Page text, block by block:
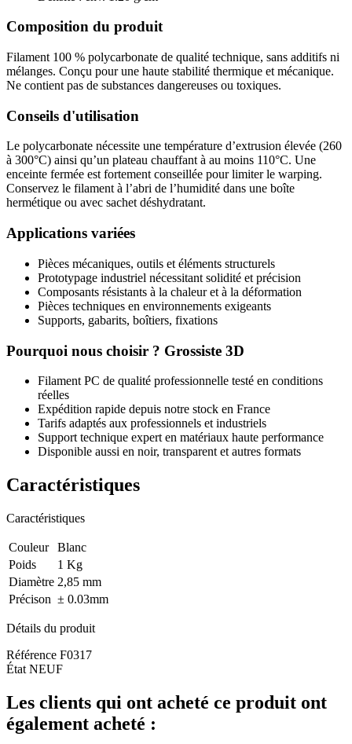
Composition du produit
Filament 100 % polycarbonate de qualité technique, sans additifs ni
mélanges. Conçu pour une haute stabilité thermique et mécanique.
Ne contient pas de substances dangereuses ou toxiques.
Conseils d'utilisation
Le polycarbonate nécessite une température d’extrusion élevée (260
à 300°C) ainsi qu’un plateau chauffant à au moins 110°C. Une
enceinte fermée est fortement conseillée pour limiter le warping.
Conservez le filament à l’abri de l’humidité dans une boîte
hermétique ou avec sachet déshydratant.
Applications variées
Pièces mécaniques, outils et éléments structurels
Prototypage industriel nécessitant solidité et précision
Composants résistants à la chaleur et à la déformation
Pièces techniques en environnements exigeants
Supports, gabarits, boîtiers, fixations
Pourquoi nous choisir ? Grossiste 3D
Filament PC de qualité professionnelle testé en conditions
réelles
Expédition rapide depuis notre stock en France
Tarifs adaptés aux professionnels et industriels
Support technique expert en matériaux haute performance
Disponible aussi en noir, transparent et autres formats
Caractéristiques
Caractéristiques
Couleur
Blanc
Poids
1 Kg
Diamètre 2,85 mm
Précison ± 0.03mm
Détails du produit
Référence F0317
État NEUF
Les clients qui ont acheté ce produit ont
également acheté :